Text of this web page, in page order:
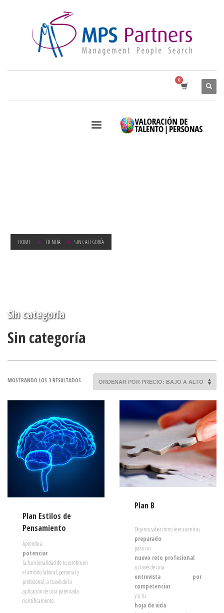
HOME TIENDA SIN CATEGORÍA
Sin categoría
Sin categoría
MOSTRANDO LOS 3 RESULTADOS ORDENADO
BAJO
A
ALTO
Plan Estilos de
Pensamiento
Aprende a
potenciar
la funcionalidad de tu cerebro en
el ámbito laboral, personal y
profesional, a través de la
aplicación de una patentada
científicamente.
Plan B
Déjanos saber cómo te encuentras
preparado
para un
nuevo reto profesional
a través de una
entrevista por
competencias
y si tu
hoja de vida